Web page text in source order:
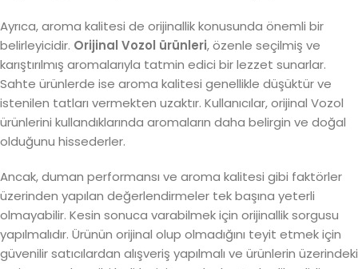
Ayrıca, aroma kalitesi de orijinallik konusunda önemli bir
belirleyicidir. Orijinal Vozol ürünleri, özenle seçilmiş ve
karıştırılmış aromalarıyla tatmin edici bir lezzet sunarlar.
Sahte ürünlerde ise aroma kalitesi genellikle düşüktür ve
istenilen tatları vermekten uzaktır. Kullanıcılar, orijinal Vozol
ürünlerini kullandıklarında aromaların daha belirgin ve doğal
olduğunu hissederler.
Ancak, duman performansı ve aroma kalitesi gibi faktörler
üzerinden yapılan değerlendirmeler tek başına yeterli
olmayabilir. Kesin sonuca varabilmek için orijinallik sorgusu
yapılmalıdır. Ürünün orijinal olup olmadığını teyit etmek için
güvenilir satıcılardan alışveriş yapılmalı ve ürünlerin üzerindeki